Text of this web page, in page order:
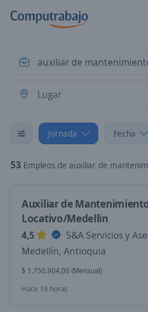
Jornada Fecha
53 Empleos de auxiliar de mantenimiento Tiempo
Auxiliar de
Locativo/Medellin
4,5
S&A Servicios y
Medellín, Antioquia
$ 1.750.904,00 (Mensual)
Hace 16 horas